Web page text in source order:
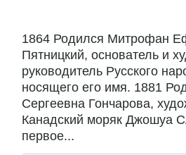
1864 Родился Митрофан
Пятницкий, основатель и
руководитель Русского
носящего его имя. 1881
Сергеевна Гончарова,
Канадский моряк Джошуа
первое...